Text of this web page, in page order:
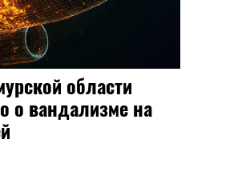
с особой
малолетнего